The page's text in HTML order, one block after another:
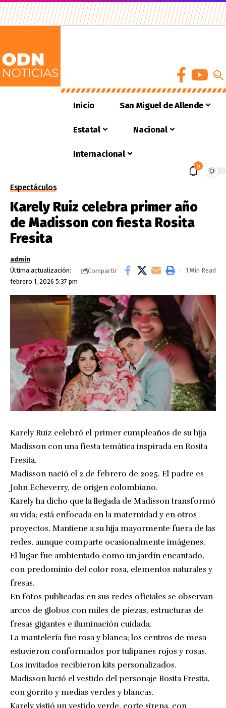
Inicio San Miguel de Allende
Estatal Nacional
Internacional
9
Espectáculos
Karely Ruiz celebra primer año
de Madisson con fiesta Rosita
Fresita
Última actualización:
febrero 1, 2026 5:37 pm
admin
Compartir
1 Min Read
Karely Ruiz celebró el primer cumpleaños de su hija
Madisson con una fiesta temática inspirada en Rosita
Fresita.
Madisson nació el 2 de febrero de 2025. El padre es
John Echeverry, de origen colombiano.
Karely ha dicho que la llegada de Madisson transformó
su vida; está enfocada en la maternidad y en otros
proyectos. Mantiene a su hija mayormente fuera de las
redes, aunque comparte ocasionalmente imágenes.
El lugar fue ambientado como un jardín encantado,
con predominio del color rosa, elementos naturales y
fresas.
En fotos publicadas en sus redes oficiales se observan
arcos de globos con miles de piezas, estructuras de
fresas gigantes e iluminación cuidada.
La mantelería fue rosa y blanca; los centros de mesa
estuvieron conformados por tulipanes rojos y rosas.
Los invitados recibieron kits personalizados.
Madisson lució el vestido del personaje Rosita Fresita,
con gorrito y medias verdes y blancas.
Karely vistió un vestido verde, corte sirena, con